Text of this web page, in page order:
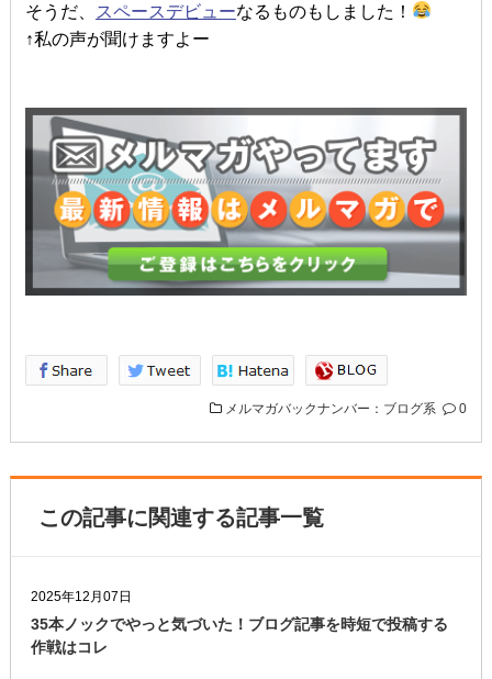
そうだ、 スペースデビューなるものもしました！
↑私の声が聞けますよー
メルマガバックナンバー：ブログ系 0
この記事に関連する記事一覧
2025年12月07日
35本ノックでやっと気づいた！ブログ記事を時短で投稿する
作戦はコレ